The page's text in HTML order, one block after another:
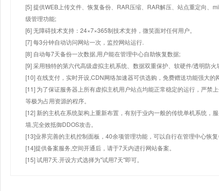
[5] 提供WEB上传文件、恢复备份、RAR压缩、RAR解压、站点重定向、
级管理功能;
[6] 无障碍技术支持：24×7×365制技术支持，微笑面对任何用户。
[7] 每3分钟自动访问网站一次，监控网站运行.
[8] 自动每7天备份一次数据,用户能在管理中心自助恢复数据;
[9] 采用独特的第六代高级虚拟主机系统、数据双重保护、软硬件/透明防火
[10] 在线支付，实时开设,CDN网络加速器可供选购，免费赠送功能强大
[11] 为了保证服务器上所有虚拟主机用户站点均能正常稳定的运行，严禁
等极为占用资源的程序。
[12] 新的主机在系统架构上重新布置，有别于业内一般的传统单机系统，
墙,完全效抵御DDOS攻击。
[13]业界完善的主机控制面板，40余项管理功能，可以自行在管理中心恢
[14]提供备案服务,空间开通后，请于7天内进行网站备案。
[15] 试用7天.开设方式选择为"试用7天"即可。